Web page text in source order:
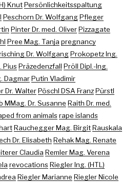
KnutPersönlichkeitsspaltung
Peschorn Dr. WolfgangPfleger
Pinter Dr. med. OliverPizzagate
Pree Mag. Tanja pregnancy
Dr. WolfgangProkopetz Ing.
PiusPräzedenzfall Pröll Dipl.-Ing.
DagmarPutin Vladimir
Dr. WalterPöschl DSA FranzPürstl
MMag. Dr. Susanne Raith Dr. med.
from animalsrape islands
Rauchegger Mag. BirgitRauskala
Dr. Elisabeth Rehak Mag. Renate
Claudia Remler Mag. Verena
revocationsRiegler Ing. (HTL)
Riegler Marianne Riegler Nicole